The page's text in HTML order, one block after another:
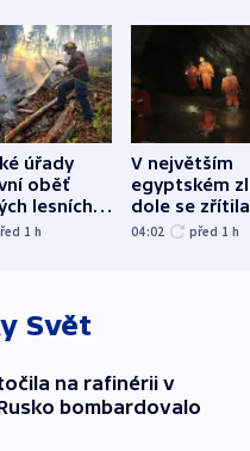
úřady
oběť
lesních
1 h
V největším
egyptském
dole se zřítila
hornina,
04:02 před 1 h
Svět
na rafinérii v
bombardovalo